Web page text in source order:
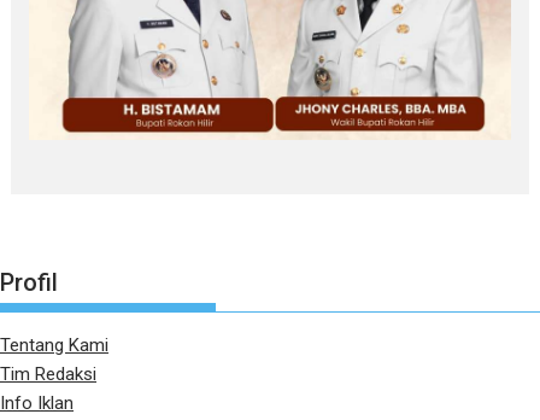
Profil
Tentang Kami
Tim Redaksi
Info Iklan